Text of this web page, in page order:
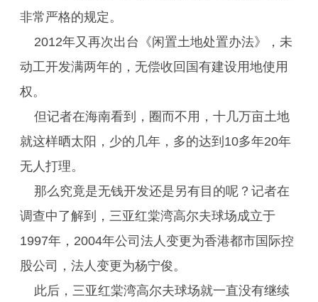
非常严格的规定。
2012年又再次出台《闲置土地处置办法》，未
动工开发满两年的，无偿收回国有建设用地使用
权。
但记者在海南看到，圈而不用，十几万亩土地
就这样晒太阳，少的几年，多的达到10多年20年
无人打理。
那么究竟是无钱开发还是另有目的呢？记者在
调查中了解到，三亚红棠湾高尔夫球场成立于
1997年，2004年公司法人变更为香港都市国际控
股公司，法人变更为杨宁俊。
此后，三亚红棠湾高尔夫球场就一直没有继续